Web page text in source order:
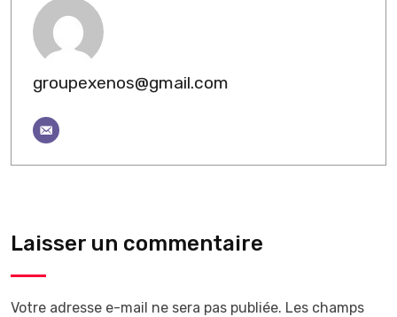
groupexenos@gmail.com
Laisser un commentaire
Votre adresse e-mail ne sera pas publiée. Les champs